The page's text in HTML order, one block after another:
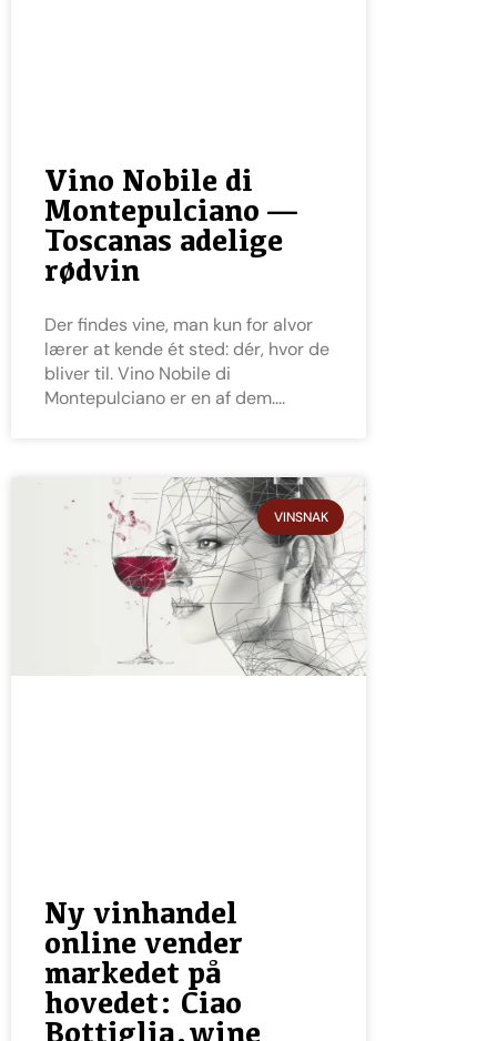
Vino Nobile di
Montepulciano —
Toscanas adelige
rødvin
Der findes vine, man kun for alvor
lærer at kende ét sted: dér, hvor de
bliver til. Vino Nobile di
Montepulciano er en af dem.
VINSNAK
Ny vinhandel
online vender
markedet på
hovedet: Ciao
Bottiglia.wine